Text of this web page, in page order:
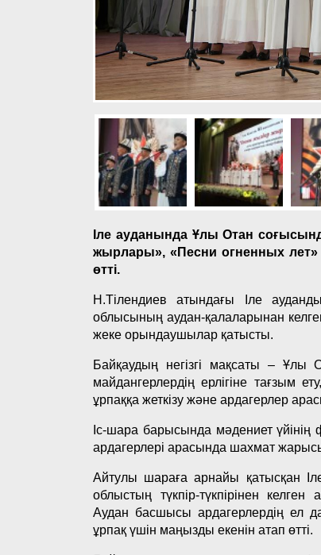
Іле ауданында Ұлы Отан
жырлары», «Песни огненных
өтті.
Н.Тілендиев атындағы Іле
облысының аудан-қалаларынан
жеке орындаушылар қатысты.
Байқаудың негізгі мақсаты – Ұлы
майдангерлердің ерлігіне тағзым
ұрпаққа жеткізу және ардагерлер
Іс-шара барысында мәдениет
ардагерлері арасында шахмат жарысы
Айтулы шараға арнайы қатысқан
облыстың түкпір-түкпірінен
Аудан басшысы ардагерлердің ел
ұрпақ үшін маңызды екенін атап өтті.